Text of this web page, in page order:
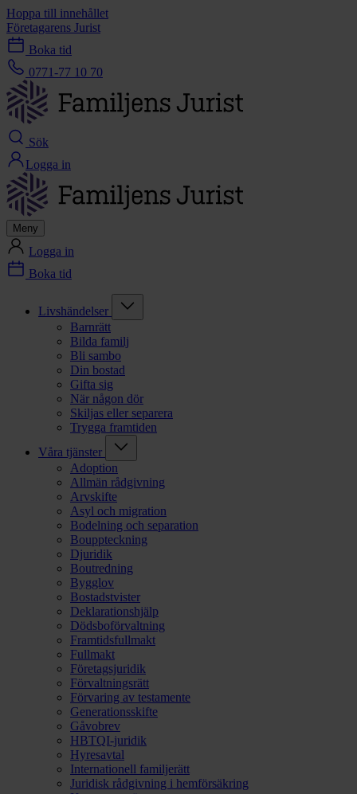
Hoppa till innehållet
Företagarens Jurist
Boka tid
0771-77 10 70
Sök
Logga in
Meny
Logga in
Boka tid
Livshändelser
Barnrätt
Bilda familj
Bli sambo
Din bostad
Gifta sig
När någon dör
Skiljas eller separera
Trygga framtiden
Våra tjänster
Adoption
Allmän rådgivning
Arvskifte
Asyl och migration
Bodelning och separation
Bouppteckning
Djuridik
Boutredning
Bygglov
Bostadstvister
Deklarationshjälp
Dödsboförvaltning
Framtidsfullmakt
Fullmakt
Företagsjuridik
Förvaltningsrätt
Förvaring av testamente
Generationsskifte
Gåvobrev
HBTQI-juridik
Hyresavtal
Internationell familjerätt
Juridisk rådgivning i hemförsäkring